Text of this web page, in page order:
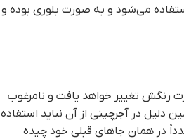
می‌شود و به صورت بلوری بوده و
رنگش تغییر خواهد یافت و نامرغوب
دلیل در آجرچینی از آن نباید استفاده
در همان جاهای قبلی خود چیده